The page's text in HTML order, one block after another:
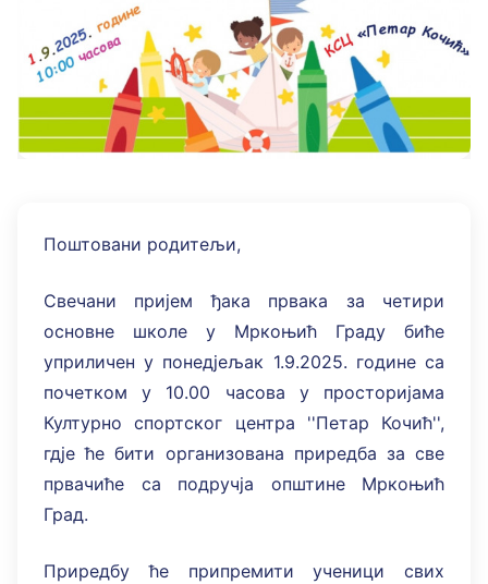
Поштовани родитељи,
Свечани пријем ђака првака за четири
основне школе у Мркоњић Граду биће
уприличен у понедјељак 1.9.2025. године са
почетком у 10.00 часова у просторијама
Културно спортског центра ''Петар Кочић'',
гдје ће бити организована приредба за све
првачиће са подручја општине Мркоњић
Град.
Приредбу ће припремити ученици свих